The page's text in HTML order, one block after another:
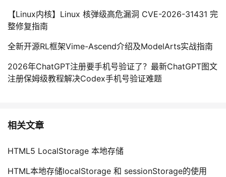
【Linux内核】Linux 核弹级高危漏洞 CVE-2026-31431 完
整修复指南
全新开源RL框架Vime-Ascend介绍及ModelArts实战指南
2026年ChatGPT注册要手机号验证了？最新ChatGPT图文
注册保姆级教程解决Codex手机号验证难题
相关文章
HTML5 LocalStorage 本地存储
HTML本地存储localStorage 和 sessionStorage的使用